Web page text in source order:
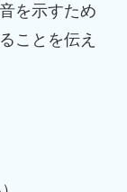
を示すため
ことを伝え